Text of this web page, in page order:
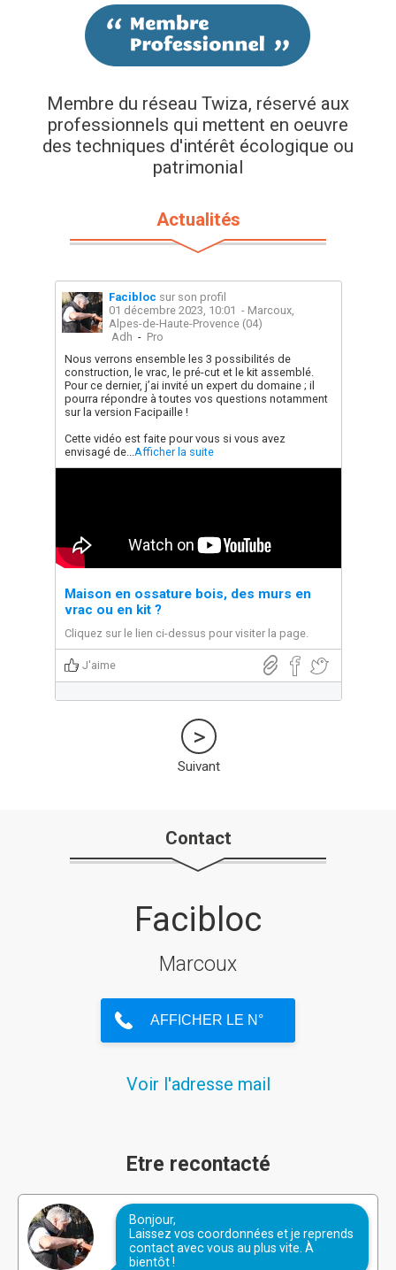
Membre du réseau Twiza, réservé aux
professionnels qui mettent en oeuvre
des techniques d'intérêt écologique ou
patrimonial
Actualités
Facibloc sur son profil
01 décembre 2023, 10:01 - Marcoux,
Alpes-de-Haute-Provence (04)
Adh - Pro
Nous verrons ensemble les 3 possibilités de
construction, le vrac, le pré-cut et le kit assemblé.
Pour ce dernier, j’ai invité un expert du domaine ; il
pourra répondre à toutes vos questions notamment
sur la version Facipaille !
Cette vidéo est faite pour vous si vous avez
envisagé de...Afficher la suite
Maison en ossature bois, des murs en
vrac ou en kit ?
Cliquez sur le lien ci-dessus pour visiter la page.
J'aime
Suivant
Contact
Facibloc
Marcoux
Voir l'adresse mail
Etre recontacté
Bonjour,
Laissez vos coordonnées et je reprends
contact avec vous au plus vite. À
bientôt !